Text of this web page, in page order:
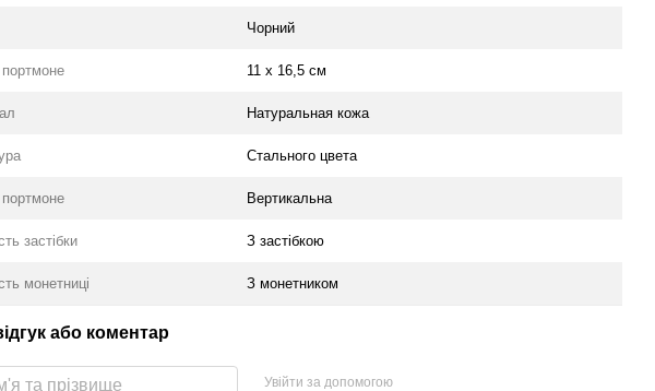
Чорний
портмоне 11 х 16,5 см
Натуральная кожа
Стального цвета
Вертикальна
застібки З застібкою
монетниці З монетником
або коментар
Увійти за допомогою